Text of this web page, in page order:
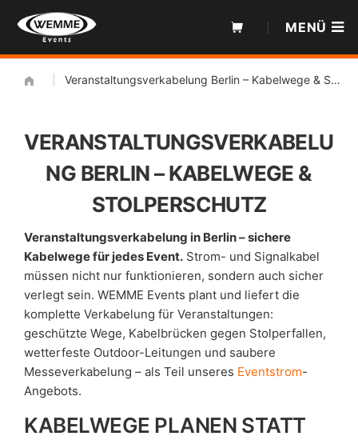
Inhalt
MENÜ
Veranstaltungsverkabelung Berlin – Kabelwege & Stolperschutz
VERANSTALTUNGSVERKABELU
NG BERLIN – KABELWEGE &
STOLPERSCHUTZ
Veranstaltungsverkabelung in Berlin – sichere
Kabelwege für jedes Event. Strom- und Signalkabel
müssen nicht nur funktionieren, sondern auch sicher
verlegt sein. WEMME Events plant und liefert die
komplette Verkabelung für Veranstaltungen:
geschützte Wege, Kabelbrücken gegen Stolperfallen,
wetterfeste Outdoor-Leitungen und saubere
Messeverkabelung – als Teil unseres Eventstrom-
Angebots.
KABELWEGE PLANEN STATT